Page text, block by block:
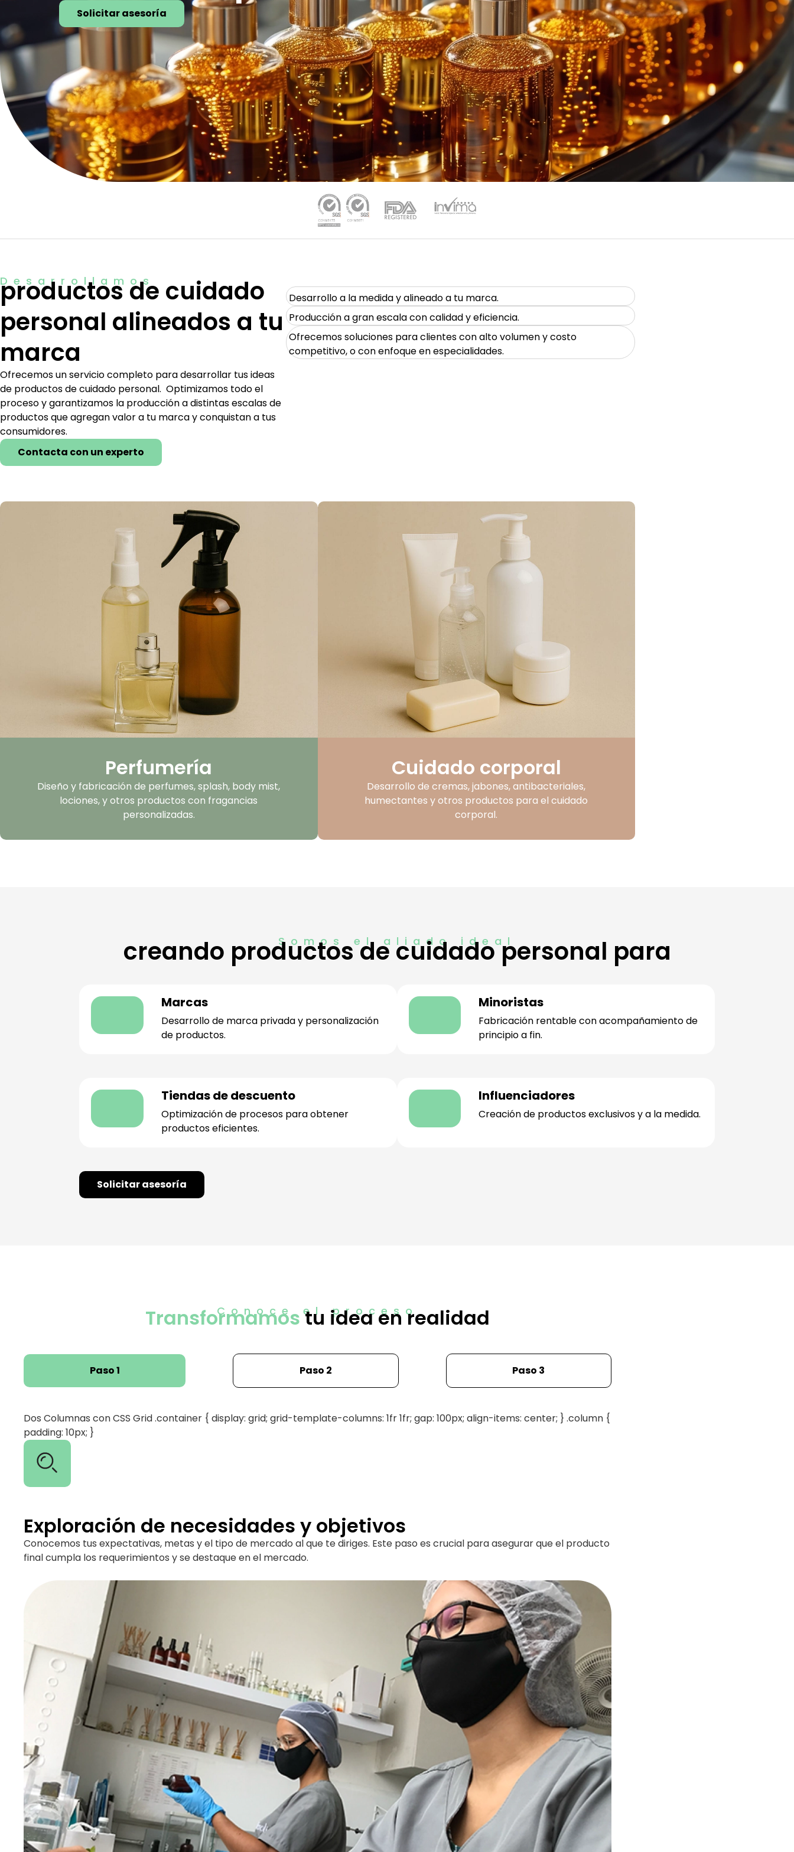
Solicitar asesoría
Desarrollamos
productos de cuidado
personal alineados a tu
marca
Ofrecemos un servicio completo para desarrollar tus ideas
de productos de cuidado personal. Optimizamos todo el
proceso y garantizamos la producción a distintas escalas de
productos que agregan valor a tu marca y conquistan a tus
consumidores.
Contacta con un experto
Desarrollo a la medida y alineado a tu marca.
Producción a gran escala con calidad y eficiencia.
Ofrecemos soluciones para clientes con alto volumen y costo
competitivo, o con enfoque en especialidades.
Perfumería
Diseño y fabricación de perfumes, splash, body mist,
lociones, y otros productos con fragancias
personalizadas.
Cuidado corporal
Desarrollo de cremas, jabones, antibacteriales,
humectantes y otros productos para el cuidado
corporal.
Somos el aliado ideal
creando productos de cuidado personal para
Marcas
Desarrollo de marca privada y personalización
de productos.
Minoristas
Fabricación rentable con acompañamiento de
principio a fin.
Tiendas de descuento
Optimización de procesos para obtener
productos eficientes.
Influenciadores
Creación de productos exclusivos y a la medida.
Solicitar asesoría
Conoce el proceso
Transformamostu idea en realidad
Paso 1 Paso 2 Paso 3
Dos Columnas con CSS Grid .container { display: grid; grid-template-columns: 1fr 1fr; gap: 100px; align-items: center; } .column {
padding: 10px; }
Exploración de necesidades y objetivos
Conocemos tus expectativas, metas y el tipo de mercado al que te diriges. Este paso es crucial para asegurar que el producto
final cumpla los requerimientos y se destaque en el mercado.